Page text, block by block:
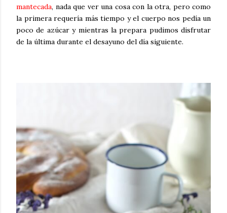
mantecada, nada que ver una cosa con la otra, pero como
la primera requería más tiempo y el cuerpo nos pedía un
poco de azúcar y mientras la prepara pudimos disfrutar
de la última durante el desayuno del día siguiente.